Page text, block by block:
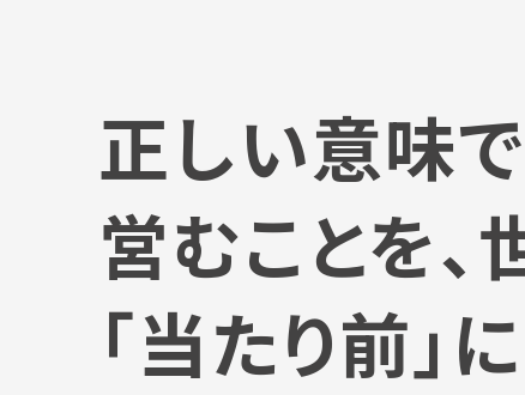
正しい意味
営むことを
「当たり前」